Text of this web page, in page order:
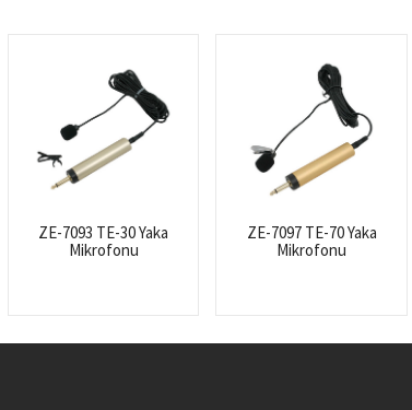
ZE-7093 TE-30 Yaka
Mikrofonu
ZE-7097 TE-70 Yaka
Mikrofonu